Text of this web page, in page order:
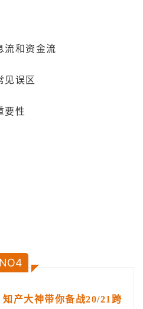
流和资金流
见误区
要性
NO4
知产大神带你备战20/21跨